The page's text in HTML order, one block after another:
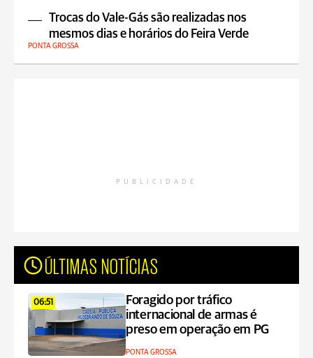
Trocas do Vale-Gás são realizadas nos
mesmos dias e horários do Feira Verde
PONTA GROSSA
PUBLICIDADE
ÚLTIMAS NOTÍCIAS
06:51
Foragido por tráfico
internacional de armas é
preso em operação em PG
PONTA GROSSA